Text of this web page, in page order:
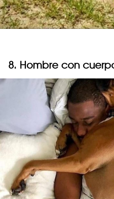
8. Hombre con